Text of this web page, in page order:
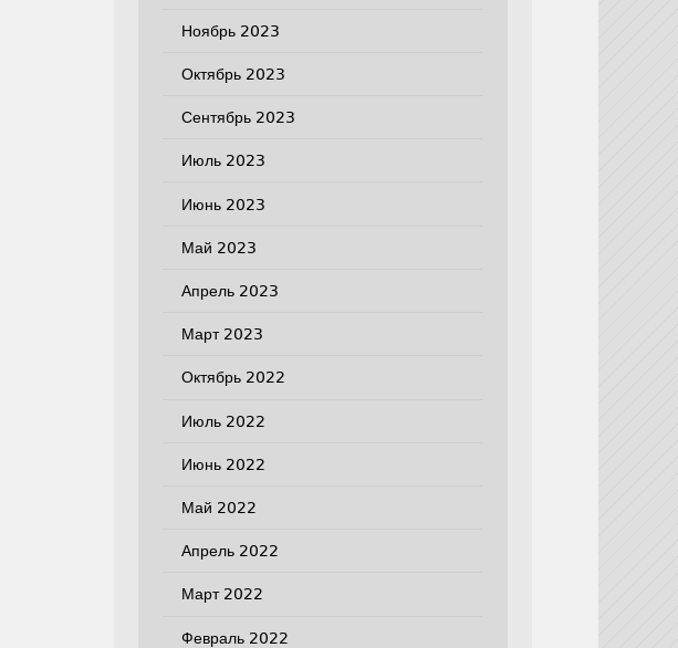
Ноябрь 2023
Октябрь 2023
Сентябрь 2023
Июль 2023
Июнь 2023
Май 2023
Апрель 2023
Март 2023
Октябрь 2022
Июль 2022
Июнь 2022
Май 2022
Апрель 2022
Март 2022
Февраль 2022